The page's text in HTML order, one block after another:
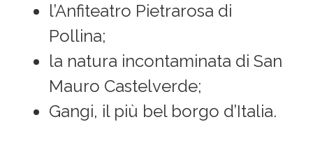
l’Anfiteatro Pietrarosa di
Pollina;
la natura incontaminata di San
Mauro Castelverde;
Gangi, il più bel borgo d’Italia.